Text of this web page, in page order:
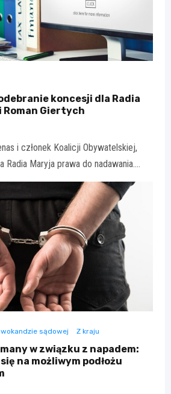
koncesji dla Radia
Giertych
i członek Koalicji Obywatelskiej,
Maryja prawa do nadawania.…
wokandzie sądowej Z kraju
w związku z napadem:
na możliwym podłożu